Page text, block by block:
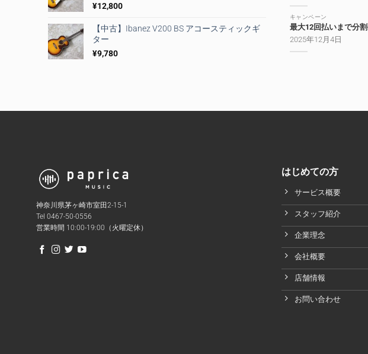
¥12,800
【中古】Ibanez V200 BS アコースティックギ
ター
¥9,780
キャンペーン
最大12回払いまで分
2025年12月4日
神奈川県茅ヶ崎市室田2-15-1
Tel 0467-50-0556
営業時間 10:00-19:00（火曜定休）
はじめての方
サービス概要
スタッフ紹介
企業理念
会社概要
店舗情報
お問い合わせ